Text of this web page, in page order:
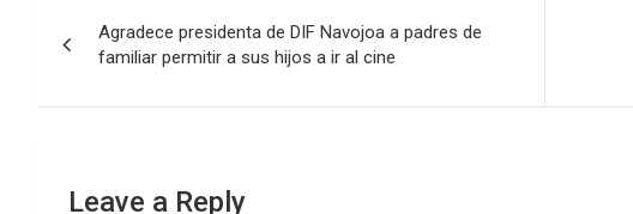
navigation
Agradece presidenta de DIF Navojoa a padres de
familiar permitir a sus hijos a ir al cine
Leave a Reply